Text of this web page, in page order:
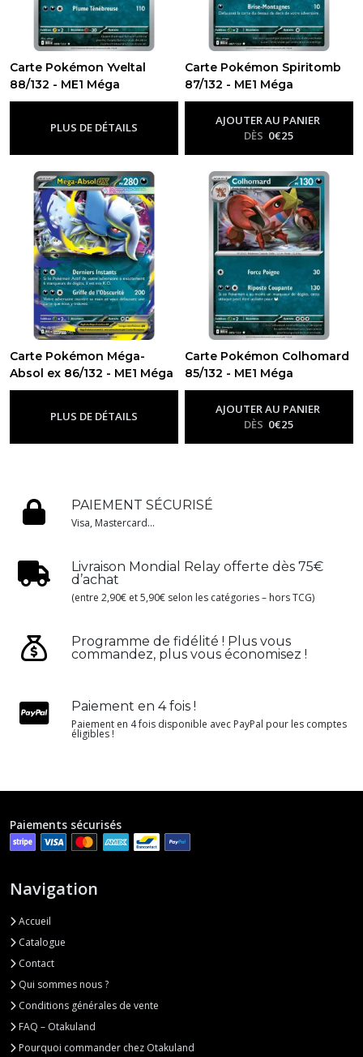
Carte Pokémon Yveltal
88/132 - ME1 Méga
évolution-Me01 - Méga
PLUS DE DÉTAILS
Carte Pokémon Spiritomb
87/132 - ME1 Méga
évolution-Me01 - Méga
ÉvolutionAJOUTER AU PANIER
DÈS 0€25
Carte Pokémon Méga-
Absol ex 86/132 - ME1 Méga
évolution-Me01 - Méga
PLUS DE DÉTAILS
Carte Pokémon Colhomard
85/132 - ME1 Méga
évolution-Me01 - Méga
ÉvolutionAJOUTER AU PANIER
DÈS 0€25
PAIEMENT SÉCURISÉ
Visa, Mastercard...
Livraison Mondial Relay offerte dès 75€
d’achat
(entre 2,90€ et 5,90€ selon les catégories – hors TCG)
Programme de fidélité ! Plus vous
commandez, plus vous économisez !
Paiement en 4 fois !
Paiement en 4 fois disponible avec PayPal pour les comptes
éligibles !
Paiements sécurisés
Navigation
Accueil
Catalogue
Contact
Qui sommes nous ?
Conditions générales de vente
FAQ – Otakuland
Pourquoi commander chez Otakuland